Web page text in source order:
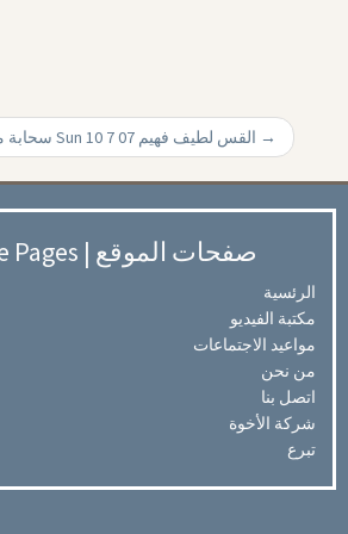
→
Site Pages | صفحات الموقع
الرئسية
مكتبة الفيديو
مواعيد الاجتماعات
من نحن
اتصل بنا
شركة الأخوة
تبرع